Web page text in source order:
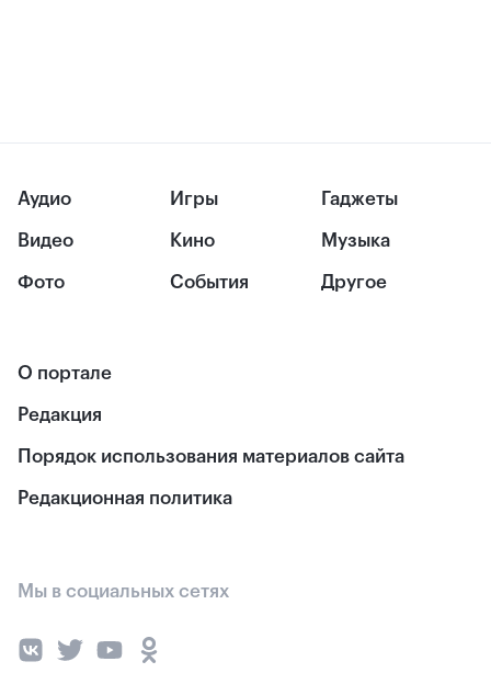
Аудио
Видео
Фото
Игры
Кино
События
Гаджеты
Музыка
Другое
О портале
Редакция
Порядок использования материалов сайта
Редакционная политика
Мы в социальных сетях